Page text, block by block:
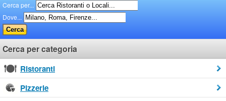
Cerca per...
Dove...
Cerca per categoria
Ristoranti
Pizzerie